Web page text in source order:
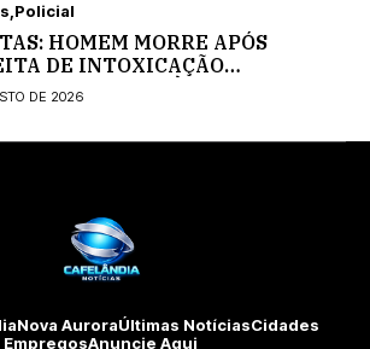
Policial
HOMEM MORRE APÓS
DE INTOXICAÇÃO
POLÍCIA CIVIL
DE 2026
Nova AuroraÚltimas NotíciasCidades
EmpregosAnuncie Aqui